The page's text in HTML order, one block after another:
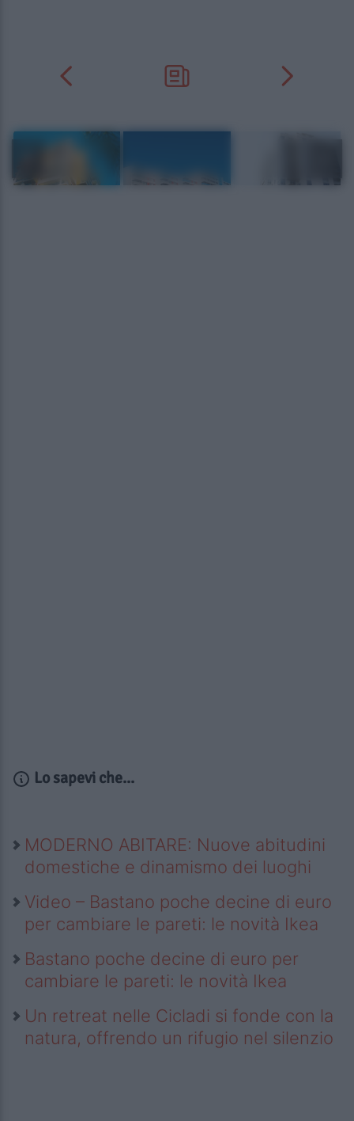
Lo sapevi che...
MODERNO ABITARE: Nuove abitudini
domestiche e dinamismo dei luoghi
Video – Bastano poche decine di euro
per cambiare le pareti: le novità Ikea
Bastano poche decine di euro per
cambiare le pareti: le novità Ikea
Un retreat nelle Cicladi si fonde con la
natura, offrendo un rifugio nel silenzio